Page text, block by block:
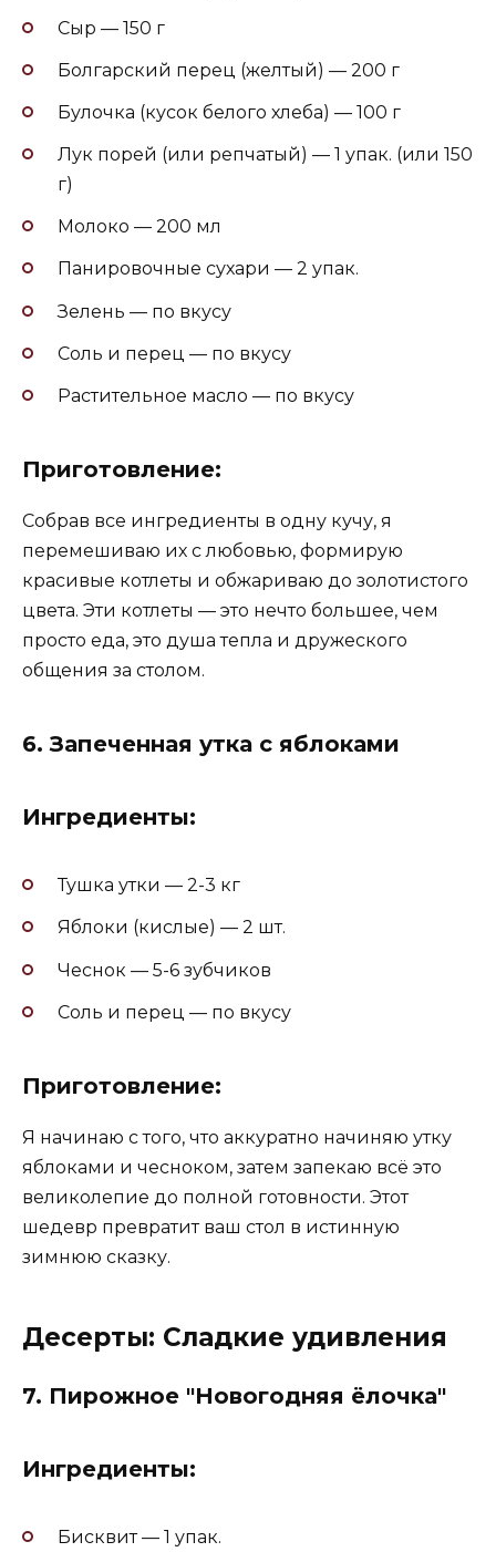
Сыр — 150 г
Болгарский перец (желтый) — 200 г
Булочка (кусок белого хлеба) — 100 г
Лук порей (или репчатый) — 1 упак. (или 150
г)
Молоко — 200 мл
Панировочные сухари — 2 упак.
Зелень — по вкусу
Соль и перец — по вкусу
Растительное масло — по вкусу
Приготовление:
Собрав все ингредиенты в одну кучу, я
перемешиваю их с любовью, формирую
красивые котлеты и обжариваю до золотистого
цвета. Эти котлеты — это нечто большее, чем
просто еда, это душа тепла и дружеского
общения за столом.
6.Запеченная утка с яблоками
Ингредиенты:
Тушка утки — 2-3 кг
Яблоки (кислые) — 2 шт.
Чеснок — 5-6 зубчиков
Соль и перец — по вкусу
Приготовление:
Я начинаю с того, что аккуратно начиняю утку
яблоками и чесноком, затем запекаю всё это
великолепие до полной готовности. Этот
шедевр превратит ваш стол в истинную
зимнюю сказку.
Десерты: Сладкие удивления
7. Пирожное "Новогодняя ёлочка"
Ингредиенты:
Бисквит — 1 упак.